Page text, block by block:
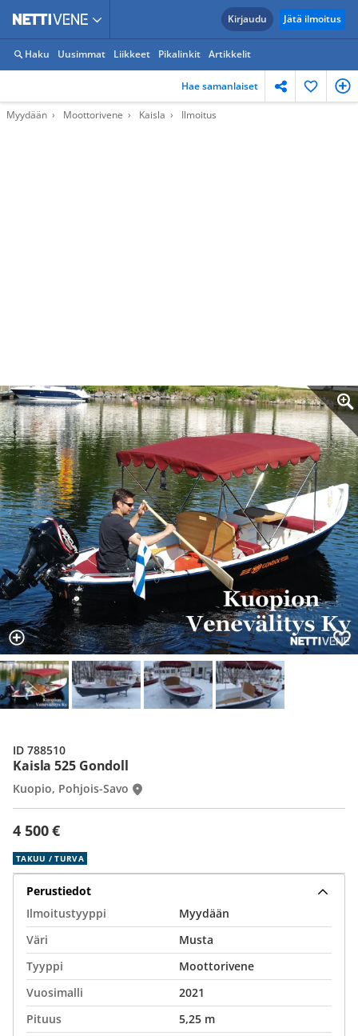
Kirjaudu Jätä ilmoitus
Haku Uusimmat Liikkeet Pikalinkit Artikkelit
Hae samanlaiset
Myydään Moottorivene Kaisla Ilmoitus
Kaisla 525 Gondoll
4 500 €
Kuopio, Pohjois-Savo
ID 788510
TAKUU / TURVA
Perustiedot
Ilmoitustyyppi
Myydään
Väri
Musta
Tyyppi
Moottorivene
Vuosimalli
2021
Pituus
5,25 m